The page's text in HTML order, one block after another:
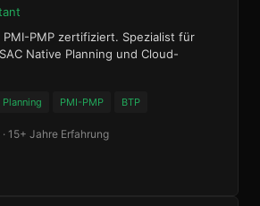
PMI-PMP zertifiziert. Spezialist für
Native Planning und Cloud-
Planning PMI-PMP BTP
15+ Jahre Erfahrung